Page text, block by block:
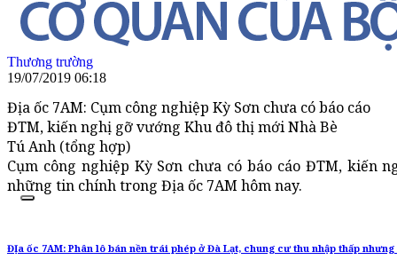
Thương trường
19/07/2019 06:18
Địa ốc 7AM: Cụm công nghiệp Kỳ Sơn chưa có báo cáo
ĐTM, kiến nghị gỡ vướng Khu đô thị mới Nhà Bè
Tú Anh (tổng hợp)
Cụm công nghiệp Kỳ Sơn chưa có báo cáo ĐTM, kiến
những tin chính trong Địa ốc 7AM hôm nay.
ĐỊa ốc 7AM: Phân lô bán nền trái phép ở Đà Lạt, chung cư thu nhập thấp